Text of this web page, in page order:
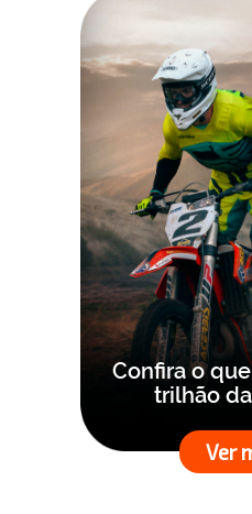
Confira o
trilhão
Ver